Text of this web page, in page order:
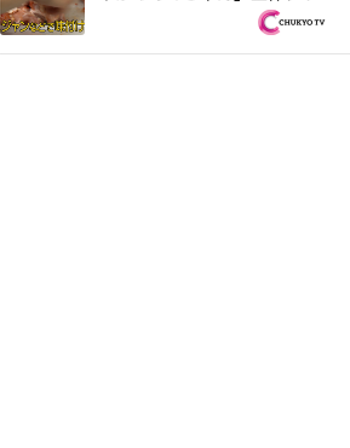
好み焼き＆茨城県水戸市「ラーメ